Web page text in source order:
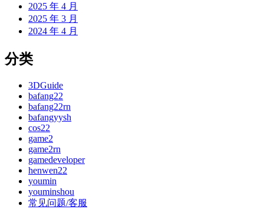
2025 年 4 月
2025 年 3 月
2024 年 4 月
分类
3DGuide
bafang22
bafang22rn
bafangyysh
cos22
game2
game2rn
gamedeveloper
henwen22
youmin
youminshou
常见问题/客服